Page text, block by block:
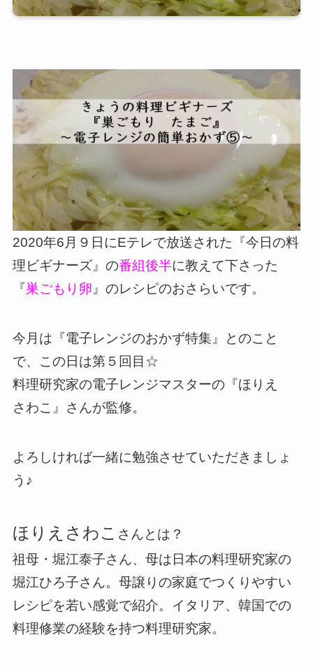
2020年6月９日にEテレで放送された『今日の料
理ビギナーズ』の番組後半に教えて下さった
『巣ごもり卵』のレシピのおさらいです。
今月は『電子レンジのおかず特集』とのこと
で、この日は第５回目☆
料理研究家の電子レンジマスターの『ほりえ
さわこ』さんが監修。
よろしければ一緒に勉強させていただきましょ
う♪
ほりえさわこ さんとは？
祖母・堀江泰子さん、母は日本の料理研究家の
堀江ひろ子さん。母譲りの家庭でつくりやすい
レシピを若い感覚で紹介。イタリア、韓国での
料理修業の経験を持つ料理研究家。